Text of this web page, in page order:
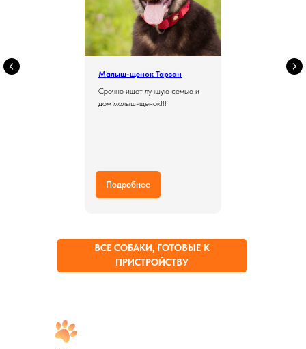
Малыш-щенок Тарзан
Срочно ищет лучшую семью и
дом малыш-щенок!!!
Подробнее
ВСЕ СОБАКИ, ГОТОВЫЕ К
ПРИСТРОЙСТВУ